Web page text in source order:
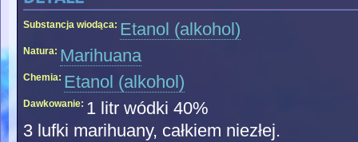
Substancja wiodąca: Etanol (alkohol)
Natura: Marihuana
Chemia: Etanol (alkohol)
Dawkowanie: 1 litr wódki 40%
3 lufki marihuany, całkiem niezłej.